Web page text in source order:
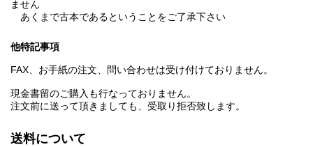
ません
あくまで古本であるということをご了承下さい
他特記事項
FAX、お手紙の注文、問い合わせは受け付けておりません。
現金書留のご購入も行なっておりません。
注文前に送って頂きましても、受取り拒否致します。
送料について